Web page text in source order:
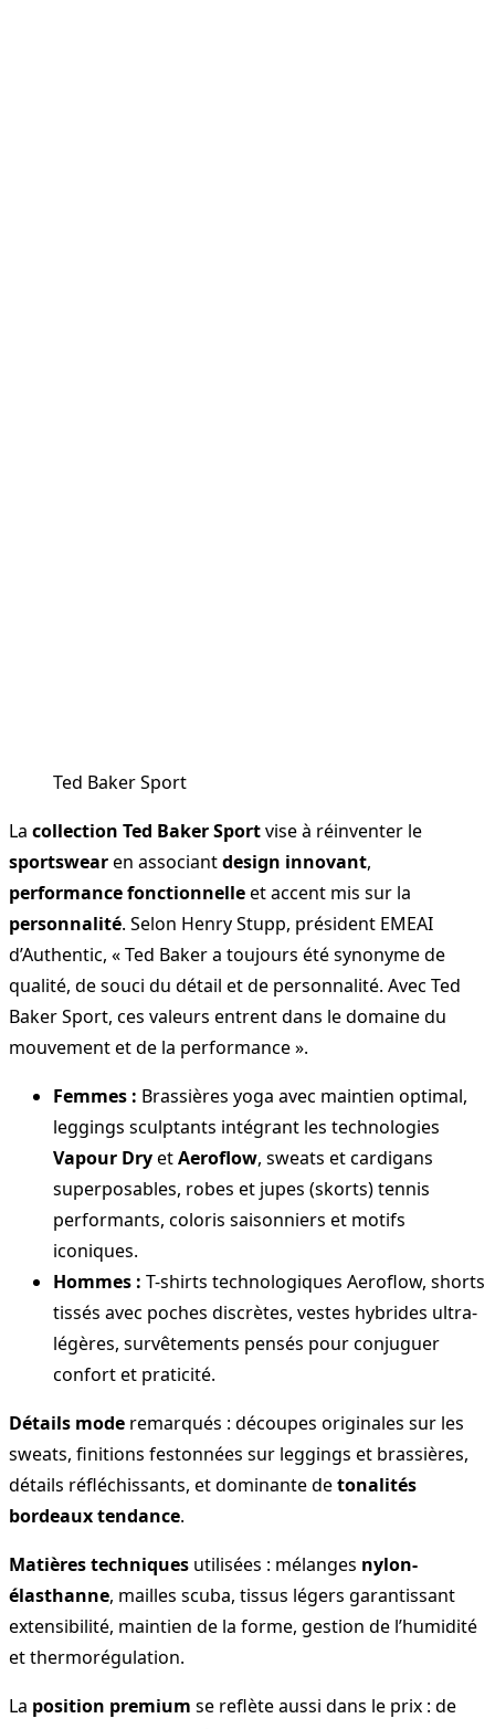
Ted Baker Sport
La collection Ted Baker Sportvise à réinventer le
sportswearen associantdesign innovant,
performance fonctionnelleet accent mis sur la
personnalité. Selon Henry Stupp, président EMEAI
d’Authentic, « Ted Baker a toujours été synonyme de
qualité, de souci du détail et de personnalité. Avec Ted
Baker Sport, ces valeurs entrent dans le domaine du
mouvement et de la performance ».
Femmes : Brassières yoga avec maintien optimal,
leggings sculptants intégrant les technologies
Vapour DryetAeroflow, sweats et cardigans
superposables, robes et jupes (skorts) tennis
performants, coloris saisonniers et motifs
iconiques.
Hommes : T-shirts technologiques Aeroflow, shorts
tissés avec poches discrètes, vestes hybrides ultra-
légères, survêtements pensés pour conjuguer
confort et praticité.
Détails mode remarqués : découpes originales sur les
sweats, finitions festonnées sur leggings et brassières,
détails réfléchissants, et dominante detonalités
bordeaux tendance.
Matières techniques utilisées : mélanges nylon-
élasthanne, mailles scuba, tissus légers garantissant
extensibilité, maintien de la forme, gestion de l’humidité
et thermorégulation.
La position premium se reflète aussi dans le prix : de